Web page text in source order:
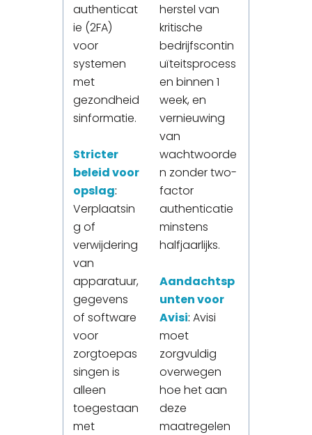
authenticat
ie (2FA)
voor
systemen
met
gezondheid
sinformatie.
Stricter
beleid voor
opslag:
Verplaatsin
g of
verwijdering
van
apparatuur,
gegevens
of software
voor
zorgtoepas
singen is
alleen
toegestaan
met
herstel van
kritische
bedrijfscontin
uïteitsprocess
en binnen 1
week, en
vernieuwing
van
wachtwoorde
n zonder two-
factor
authenticatie
minstens
halfjaarlijks.
Aandachtsp
unten voor
Avisi: Avisi
moet
zorgvuldig
overwegen
hoe het aan
deze
maatregelen